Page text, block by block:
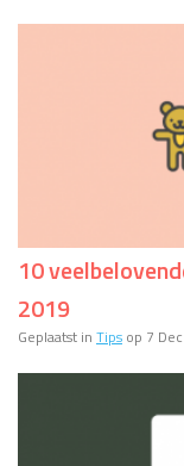
10
2019
Geplaatst in Tips op 7